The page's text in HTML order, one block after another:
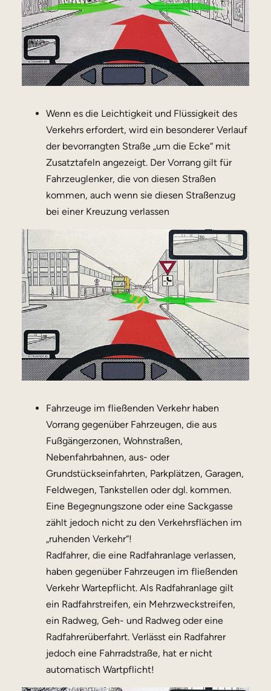
Wenn es die Leichtigkeit und Flüssigkeit des
Verkehrs erfordert, wird ein besonderer Verlauf
der bevorrangten Straße „um die Ecke“ mit
Zusatztafeln angezeigt. Der Vorrang gilt für
Fahrzeuglenker, die von diesen Straßen
kommen, auch wenn sie diesen Straßenzug
bei einer Kreuzung verlassen
Fahrzeuge im fließenden Verkehr haben
Vorrang gegenüber Fahrzeugen, die aus
Fußgängerzonen, Wohnstraßen,
Nebenfahrbahnen, aus- oder
Grundstückseinfahrten, Parkplätzen, Garagen,
Feldwegen, Tankstellen oder dgl. kommen.
Eine Begegnungszone oder eine Sackgasse
zählt jedoch nicht zu den Verkehrsflächen im
„ruhenden Verkehr“!
Radfahrer, die eine Radfahranlage verlassen,
haben gegenüber Fahrzeugen im fließenden
Verkehr Wartepflicht. Als Radfahranlage gilt
ein Radfahrstreifen, ein Mehrzweckstreifen,
ein Radweg, Geh- und Radweg oder eine
Radfahrerüberfahrt. Verlässt ein Radfahrer
jedoch eine Fahrradstraße, hat er nicht
automatisch Wartpflicht!